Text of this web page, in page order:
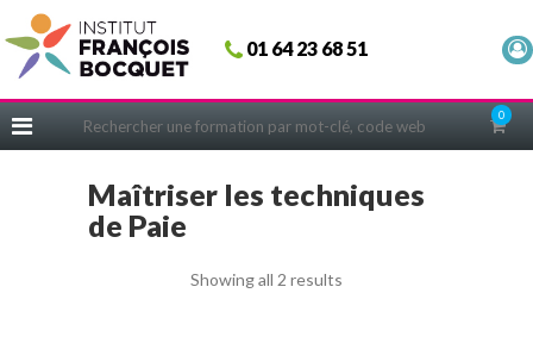
01 64 23 68 51
0
Fermer
ACCUEIL
CERIFICATIONS
INTRAS | SUR-MESURE
COACHING
Maîtriser les techniques
de Paie
Showing all 2 results